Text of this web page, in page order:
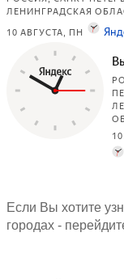
Если Вы хотите
городах -